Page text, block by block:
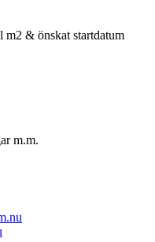
m2 & önskat startdatum
m.m.